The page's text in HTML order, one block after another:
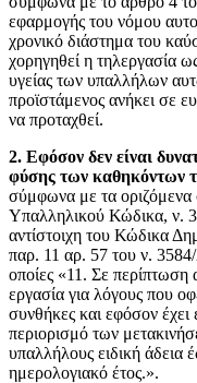
εφαρμογής του νόμου
χρονικό διάστημα του
χορηγηθεί η τηλεργασία
υγείας των υπαλλήλων
προϊστάμενος ανήκει σε
να προταχθεί.
2. Εφόσον δεν είναι
φύσης των καθηκόντων
σύμφωνα με τα οριζόμενα
Υπαλληλικού Κώδικα, ν.
αντίστοιχη του Κώδικα
παρ. 11 αρ. 57 του ν.
οποίες «11. Σε περίπτωση
εργασία για λόγους που
συνθήκες και εφόσον
περιορισμό των
υπαλλήλους ειδική
ημερολογιακό έτος.».